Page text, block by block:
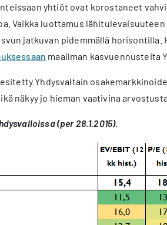
yhtiöt ovat korostaneet
Vaikka luottamus
jatkuvan pidemmällä horisontilla.
maailman kasvuennusteita
Yhdysvaltain
näkyy jo hieman vaativina
(per 28.1.2015).